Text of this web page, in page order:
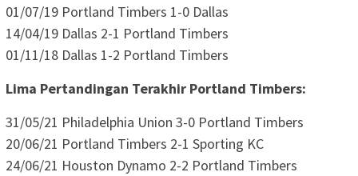
01/07/19 Portland Timbers 1-0 Dallas
14/04/19 Dallas 2-1 Portland Timbers
01/11/18 Dallas 1-2 Portland Timbers
Lima Pertandingan Terakhir Portland Timbers:
31/05/21 Philadelphia Union 3-0 Portland Timbers
20/06/21 Portland Timbers 2-1 Sporting KC
24/06/21 Houston Dynamo 2-2 Portland Timbers